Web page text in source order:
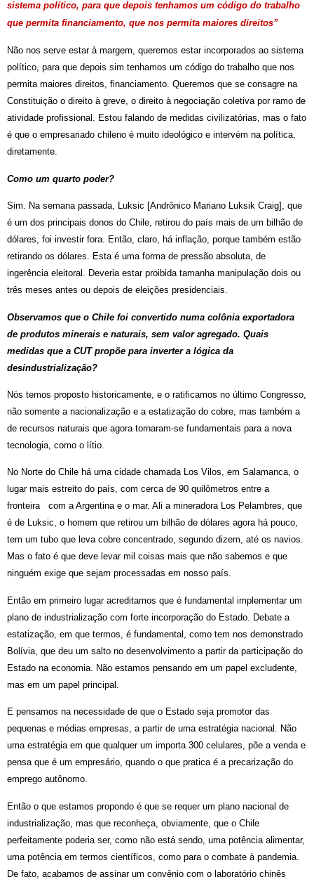
sistema político, para que depois tenhamos um código do trabalho
que permita financiamento, que nos permita maiores direitos”
Não nos serve estar à margem, queremos estar incorporados ao sistema
político, para que depois sim tenhamos um código do trabalho que nos
permita maiores direitos, financiamento. Queremos que se consagre na
Constituição o direito à greve, o direito à negociação coletiva por ramo de
atividade profissional. Estou falando de medidas civilizatórias, mas o fato
é que o empresariado chileno é muito ideológico e intervém na política,
diretamente.
Como um quarto poder?
Sim. Na semana passada, Luksic [Andrônico Mariano Luksik Craig], que
é um dos principais donos do Chile, retirou do país mais de um bilhão de
dólares, foi investir fora. Então, claro, há inflação, porque também estão
retirando os dólares. Esta é uma forma de pressão absoluta, de
ingerência eleitoral. Deveria estar proibida tamanha manipulação dois ou
três meses antes ou depois de eleições presidenciais.
Observamos que o Chile foi convertido numa colônia exportadora
de produtos minerais e naturais, sem valor agregado. Quais
medidas que a CUT propõe para inverter a lógica da
desindustrialização?
Nós temos proposto historicamente, e o ratificamos no último Congresso,
não somente a nacionalização e a estatização do cobre, mas também a
de recursos naturais que agora tornaram-se fundamentais para a nova
tecnologia, como o lítio.
No Norte do Chile há uma cidade chamada Los Vilos, em Salamanca, o
lugar mais estreito do país, com cerca de 90 quilômetros entre a
fronteira com a Argentina e o mar. Ali a mineradora Los Pelambres, que
é de Luksic, o homem que retirou um bilhão de dólares agora há pouco,
tem um tubo que leva cobre concentrado, segundo dizem, até os navios.
Mas o fato é que deve levar mil coisas mais que não sabemos e que
ninguém exige que sejam processadas em nosso país.
Então em primeiro lugar acreditamos que é fundamental implementar um
plano de industrialização com forte incorporação do Estado. Debate a
estatização, em que termos, é fundamental, como tem nos demonstrado
Bolívia, que deu um salto no desenvolvimento a partir da participação do
Estado na economia. Não estamos pensando em um papel excludente,
mas em um papel principal.
E pensamos na necessidade de que o Estado seja promotor das
pequenas e médias empresas, a partir de uma estratégia nacional. Não
uma estratégia em que qualquer um importa 300 celulares, põe a venda e
pensa que é um empresário, quando o que pratica é a precarização do
emprego autônomo.
Então o que estamos propondo é que se requer um plano nacional de
industrialização, mas que reconheça, obviamente, que o Chile
perfeitamente poderia ser, como não está sendo, uma potência alimentar,
uma potência em termos científicos, como para o combate à pandemia.
De fato, acabamos de assinar um convênio com o laboratório chinês